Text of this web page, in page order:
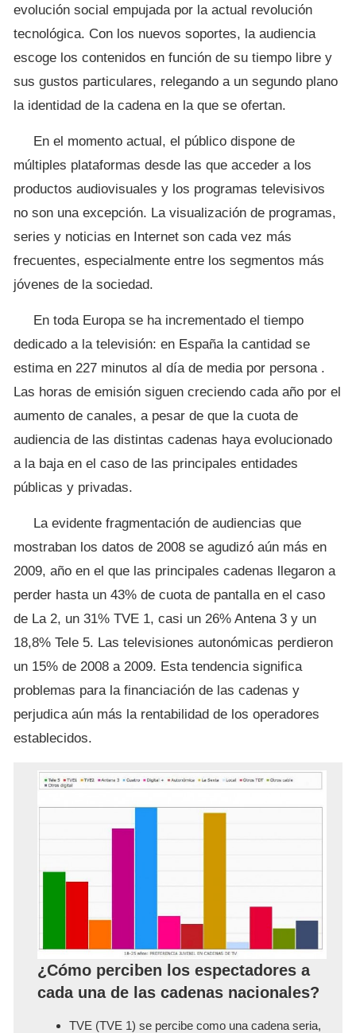
evolución social empujada por la actual revolución
tecnológica. Con los nuevos soportes, la audiencia
escoge los contenidos en función de su tiempo libre y
sus gustos particulares, relegando a un segundo plano
la identidad de la cadena en la que se ofertan.
En el momento actual, el público dispone de
múltiples plataformas desde las que acceder a los
productos audiovisuales y los programas televisivos
no son una excepción. La visualización de programas,
series y noticias en Internet son cada vez más
frecuentes, especialmente entre los segmentos más
jóvenes de la sociedad.
En toda Europa se ha incrementado el tiempo
dedicado a la televisión: en España la cantidad se
estima en 227 minutos al día de media por persona .
Las horas de emisión siguen creciendo cada año por el
aumento de canales, a pesar de que la cuota de
audiencia de las distintas cadenas haya evolucionado
a la baja en el caso de las principales entidades
públicas y privadas.
La evidente fragmentación de audiencias que
mostraban los datos de 2008 se agudizó aún más en
2009, año en el que las principales cadenas llegaron a
perder hasta un 43% de cuota de pantalla en el caso
de La 2, un 31% TVE 1, casi un 26% Antena 3 y un
18,8% Tele 5. Las televisiones autonómicas perdieron
un 15% de 2008 a 2009. Esta tendencia significa
problemas para la financiación de las cadenas y
perjudica aún más la rentabilidad de los operadores
establecidos.
¿Cómo perciben los espectadores a
cada una de las cadenas nacionales?
TVE (TVE 1) se percibe como una cadena seria,